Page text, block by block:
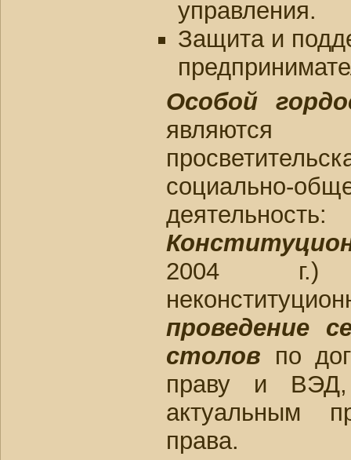
управления.
Защита и
Особой
социально-
2004 г.)
проведение
столов по
праву и
актуальным
права.